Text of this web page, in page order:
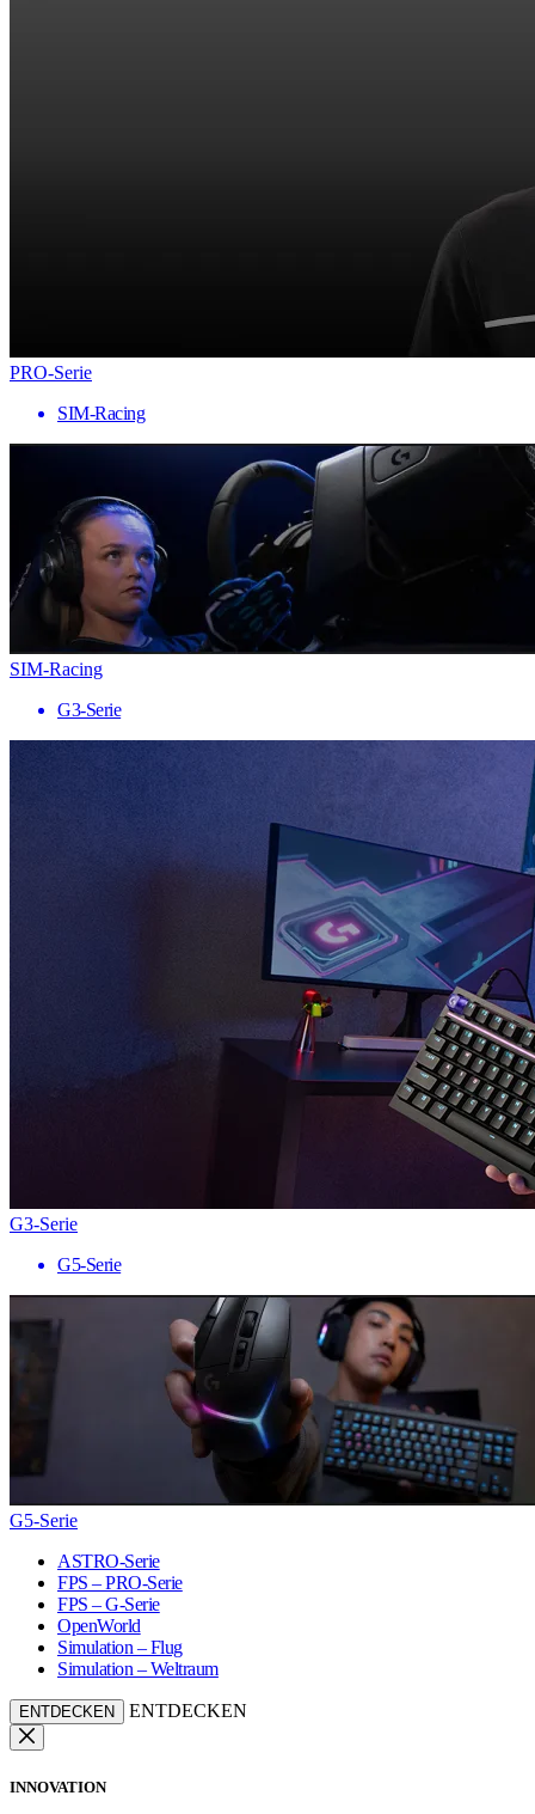
PRO-Serie
SIM-Racing
SIM-Racing
G3-Serie
G3-Serie
G5-Serie
G5-Serie
ASTRO-Serie
FPS – PRO-Serie
FPS – G-Serie
OpenWorld
Simulation – Flug
Simulation – Weltraum
ENTDECKEN ENTDECKEN
INNOVATION